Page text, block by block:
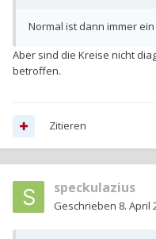
Normal ist dann immer
Aber sind die Kreise nicht
betroffen.
Zitieren
speckulazius
Geschrieben 8. April